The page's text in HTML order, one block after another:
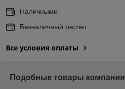
Наличными
Безналичный расчет
Все условия оплаты
Подобные товары компании